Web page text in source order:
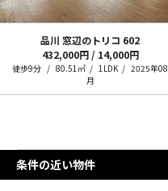
品川 窓辺のトリコ 602
432,000円 / 14,000円
徒歩9分 80.51㎡ 1LDK
2025年08
月
条件の近い物件